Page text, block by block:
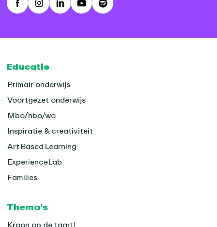
FacebookInstagram
LinkedInYoutubeSpotify
Footer
Educatie
Primair onderwijs
Voortgezet onderwijs
Mbo/hbo/wo
Inspiratie & creativiteit
Art Based Learning
ExperienceLab
Families
Thema's
Kroon op de taart!